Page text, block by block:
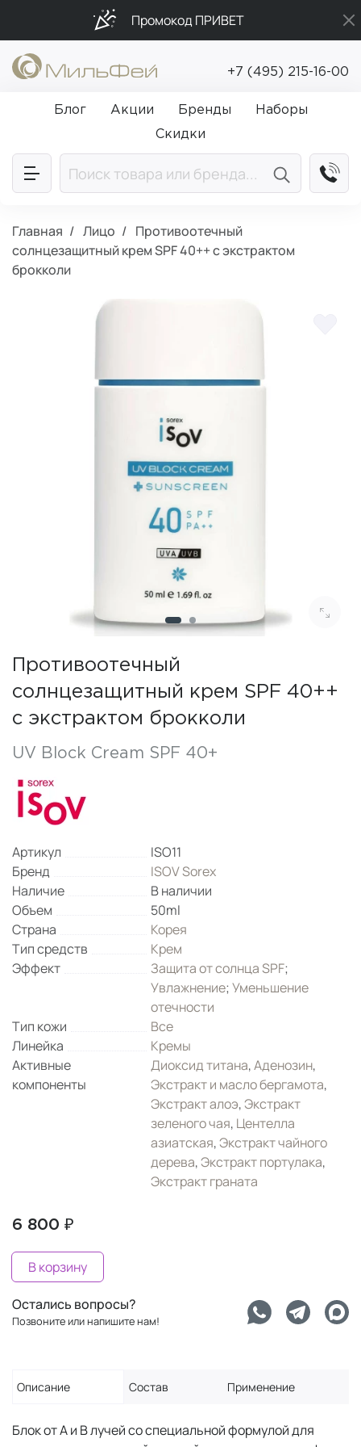
Промокод ПРИВЕТ
Подарки в каждый заказ от 5 000₽
Бесплатная доставка от 5 000₽
+7 (495) 215-16-00
Блог Акции Бренды
Наборы
Скидки
Главная Лицо
Противоотечный
солнцезащитный крем SPF 40++ с экстрактом
брокколи
Противоотечный
солнцезащитный крем SPF 40++
с экстрактом брокколи
UV Block Cream SPF 40+
Артикул
ISO11
Бренд
ISOV Sorex
Наличие
В наличии
Объем
50ml
Страна
Корея
Тип средств
Крем
Эффект
Защита от солнца SPF;
Увлажнение;Уменьшение
отечности
Тип кожи
Все
Линейка
Кремы
Активные
компоненты
Диоксид титана,Аденозин,
Экстракт и масло бергамота,
Экстракт алоэ,Экстракт
зеленого чая, Центелла
азиатская,Экстракт чайного
дерева,Экстракт портулака,
Экстракт граната
6 800 ₽
В корзину
Остались вопросы?
Позвоните или напишите нам!
Описание Состав Применение
Блок от А и В лучей со специальной формулой для